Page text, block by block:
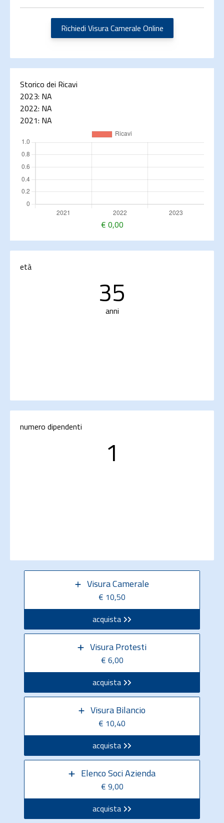
Richiedi Visura Camerale Online
Storico dei Ricavi
2023: NA
2022: NA
2021: NA
€ 0,00
età
35
anni
numero dipendenti
1
Visura Camerale
€ 10,50
acquista
Visura Protesti
€ 6,00
acquista
Visura Bilancio
€ 10,40
acquista
Elenco Soci Azienda
€ 9,00
acquista